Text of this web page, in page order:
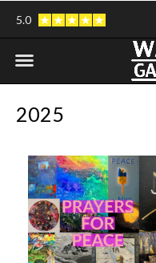
5.0
2025